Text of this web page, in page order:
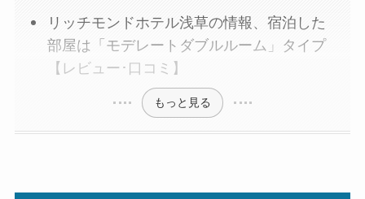
リッチモンドホテル浅草の情報、宿泊した
部屋は「モデレートダブルルーム」タイプ
【レビュー･口コミ】
もっと見る